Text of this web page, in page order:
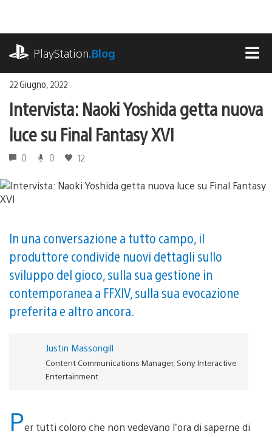
contenuto
PlayStation.Blog
22 Giugno, 2022
Intervista: Naoki Yoshida getta nuova
luce su Final Fantasy XVI
0 0 12
In una conversazione a tutto campo, il
produttore condivide nuovi dettagli sullo
sviluppo del gioco, sulla sua gestione in
contemporanea a FFXIV, sulla sua evocazione
preferita e altro ancora.
Justin Massongill
Content Communications Manager, Sony Interactive
Entertainment
Per tutti coloro che non vedevano l’ora di saperne di